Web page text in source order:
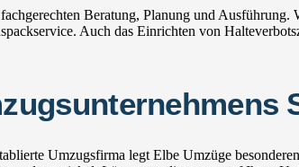
Beratung, Planung und Ausführung.
Auch das Einrichten von
Umzugsfirma legt Elbe Umzüge